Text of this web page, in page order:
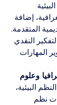
إضافة
المتقدمة.
النقدي
المهارات
وعلوم
البيئية،
نظم